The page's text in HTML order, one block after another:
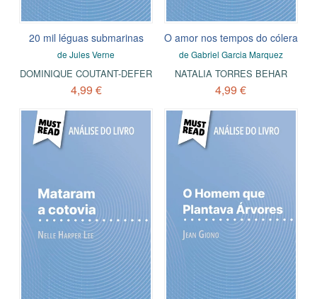
20 mil léguas submarinas
de Jules Verne
DOMINIQUE COUTANT-DEFER
4,99 €
O amor nos tempos do cólera
de Gabriel Garcia Marquez
NATALIA TORRES BEHAR
4,99 €